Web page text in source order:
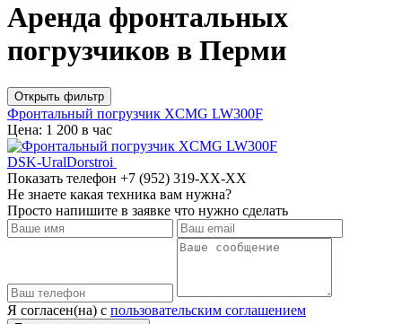
Аренда фронтальных
погрузчиков в Перми
Открыть фильтр
Фронтальный погрузчик XCMG LW300F
Цена: 1 200 в час
DSK-UralDorstroi
Показать телефон +7 (952) 319-XX-XX
Не знаете какая техника вам нужна?
Просто напишите в заявке что нужно сделать
Я согласен(на) с пользовательским соглашением